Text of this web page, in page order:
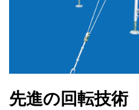
先進の回転技術